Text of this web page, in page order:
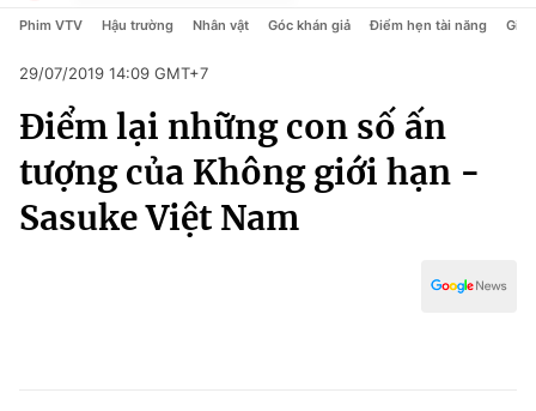
Chuyên mục
Chính trị
Xã hội
Chính trị
Pháp luật
Kinh tế
Thể thao
Truyền hình
Văn hóa - Giải trí
Phim VTV Hậu trường Nhân vật Góc khán giả Điểm hẹn tài năng Giải
29/07/2019 14:09 GMT+7
Điểm lại những con số ấn
tượng của Không giới hạn -
Sasuke Việt Nam